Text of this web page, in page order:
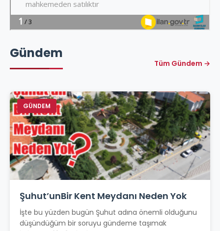
Gündem
Tüm Gündem →
GÜNDEM
Şuhut’unBir Kent Meydanı Neden Yok
İşte bu yüzden bugün Şuhut adına önemli olduğunu
düşündüğüm bir soruyu gündeme taşımak